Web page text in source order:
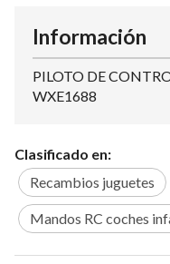
Información
PILOTO DE
WXE1688
Clasificado en:
Recambios juguetes
Mandos RC coches